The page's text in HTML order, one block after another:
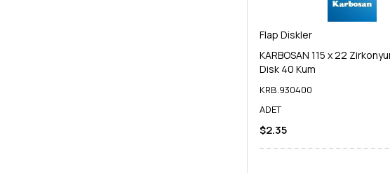
Flap Diskler
KARBOSAN 115 x 22
Disk 40 Kum
KRB.930400
ADET
$2.35